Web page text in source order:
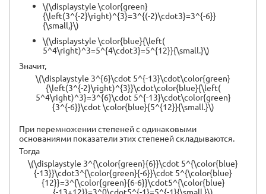
\(\displaystyle \color{green}
{\left(3^{-2}\right)^{3}=3^{(-2)\cdot3}=3^{-6}}
{\small,}\)
\(\displaystyle \color{blue}{\left(
5^4\right)^3=5^{4\cdot3}=5^{12}}{\small.}\)
Значит,
\(\displaystyle 3^{6}\cdot 5^{-13}\cdot\color{green}
{\left(3^{-2}\right)^{3}}\cdot\color{blue}{\left(
5^4\right)^3}=3^{6}\cdot 5^{-13}\cdot\color{green}
{3^{-6}}\cdot \color{blue}{5^{12}}{\small.}\)
При перемножении степеней с одинаковыми
основаниями показатели этих степеней складываются.
Тогда
\(\displaystyle 3^{\color{green}{6}}\cdot 5^{\color{blue}
{-13}}\cdot3^{\color{green}{-6}}\cdot 5^{\color{blue}
{12}}=3^{\color{green}{6-6}}\cdot5^{\color{blue}
{-13+12}}=3^0\cdot5^{-1}=5^{-1}{\small.}\)